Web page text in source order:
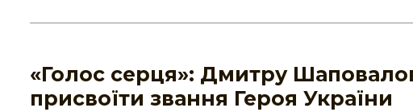
«Голос серця»: Дмитру
присвоїти звання Героя України